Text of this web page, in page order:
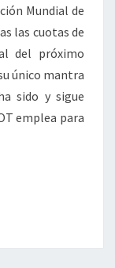
Mundial de
las cuotas de
del próximo
único mantra
sido y sigue
emplea para